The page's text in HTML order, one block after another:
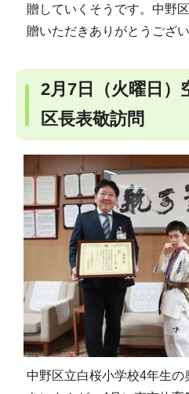
贈していくそうです。中野
贈いただきありがとうござい
2月7日（火曜日）
区長表敬訪問
中野区立白桜小学校4年生の